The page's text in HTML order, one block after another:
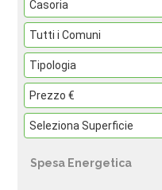
Spesa Energetica